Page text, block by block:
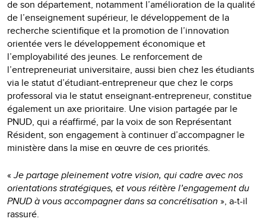
de son département, notamment l’amélioration de la qualité
de l’enseignement supérieur, le développement de la
recherche scientifique et la promotion de l’innovation
orientée vers le développement économique et
l’employabilité des jeunes. Le renforcement de
l’entrepreneuriat universitaire, aussi bien chez les étudiants
via le statut d’étudiant-entrepreneur que chez le corps
professoral via le statut enseignant-entrepreneur, constitue
également un axe prioritaire. Une vision partagée par le
PNUD, qui a réaffirmé, par la voix de son Représentant
Résident, son engagement à continuer d’accompagner le
ministère dans la mise en œuvre de ces priorités.
«Je partage pleinement votre vision, qui cadre avec nos
orientations stratégiques, et vous réitère l’engagement du
PNUD à vous accompagner dans sa concrétisation », a-t-il
rassuré.